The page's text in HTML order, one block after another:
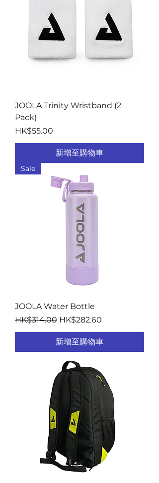
JOOLA Trinity Wristband (2
Pack)
價格
HK$55.00
新增至購物車
Sale
JOOLA Water Bottle
一般價格
HK$314.00 促銷價格
HK$282.60
新增至購物車